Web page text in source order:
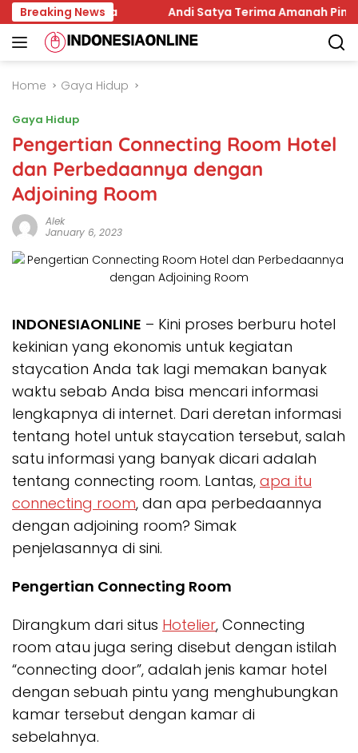
Skip
to
content
Breaking News
Samarinda Andi Satya Terima Amanah Pimpin
Home Gaya Hidup
Gaya Hidup
Pengertian Connecting Room Hotel
dan Perbedaannya dengan
Adjoining Room
Alek
January 6, 2023
INDONESIAONLINE – Kini proses berburu hotel
kekinian yang ekonomis untuk kegiatan
staycation Anda tak lagi memakan banyak
waktu sebab Anda bisa mencari informasi
lengkapnya di internet. Dari deretan informasi
tentang hotel untuk staycation tersebut, salah
satu informasi yang banyak dicari adalah
tentang connecting room. Lantas, apa itu
connecting room, dan apa perbedaannya
dengan adjoining room? Simak
penjelasannya di sini.
Pengertian Connecting Room
Dirangkum dari situs Hotelier, Connecting
room atau juga sering disebut dengan istilah
“connecting door”, adalah jenis kamar hotel
dengan sebuah pintu yang menghubungkan
kamar tersebut dengan kamar di
sebelahnya.